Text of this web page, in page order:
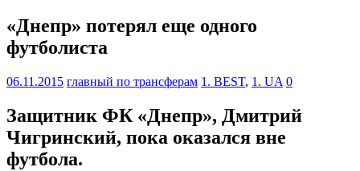
«Днепр» потерял еще одного
футболиста
06.11.2015 главный по трансферам 1. BEST, 1. UA 0
Защитник ФК «Днепр», Дмитрий
Чигринский, пока оказался вне
футбола.